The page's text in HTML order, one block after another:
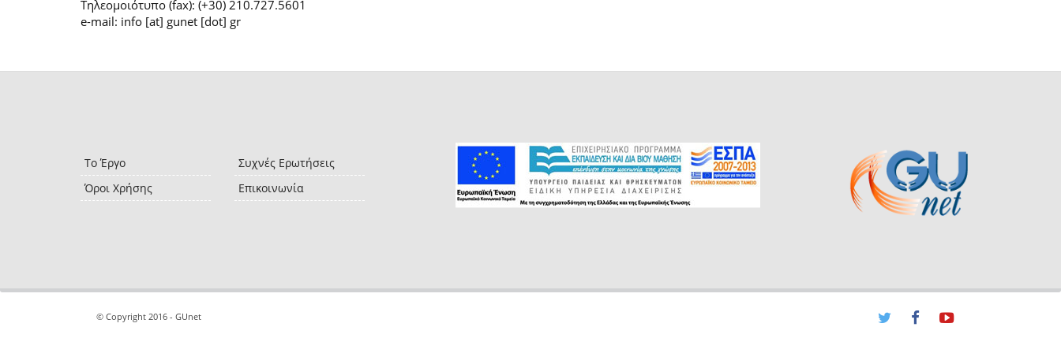
Τηλεομοιότυπο (fax): (+30) 210.727.5601
e-mail: info [at] gunet [dot] gr
Το Έργο
Όροι Χρήσης
Συχνές Ερωτήσεις
Επικοινωνία
© Copyright 2016 - GUnet